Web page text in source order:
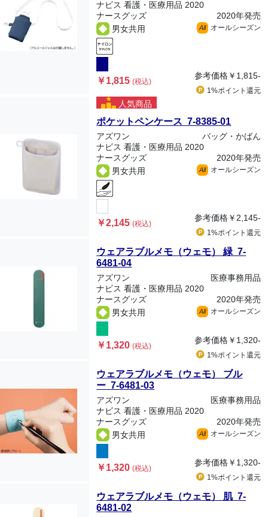
ナビス 看護・医療用品 2020
ナースグッズ
2020年発売
男女共用
All オールシーズン
￥1,815(税込)
参考価格￥1,815-
1%ポイント 還元
人気商品
ポケットペンケース 7-8385-01
アズワン
バッグ・かばん
ナビス 看護・医療用品 2020
ナースグッズ
2020年発売
男女共用
All オールシーズン
￥2,145(税込)
参考価格￥2,145-
1%ポイント 還元
ウェアラブルメモ（ウェモ） 緑 7-
6481-04
アズワン
医療事務用品
ナビス 看護・医療用品 2020
ナースグッズ
2020年発売
男女共用
All オールシーズン
￥1,320(税込)
参考価格￥1,320-
1%ポイント 還元
ウェアラブルメモ（ウェモ） ブル
ー 7-6481-03
アズワン
医療事務用品
ナビス 看護・医療用品 2020
ナースグッズ
2020年発売
男女共用
All オールシーズン
￥1,320(税込)
参考価格￥1,320-
1%ポイント 還元
ウェアラブルメモ（ウェモ） 肌 7-
6481-02